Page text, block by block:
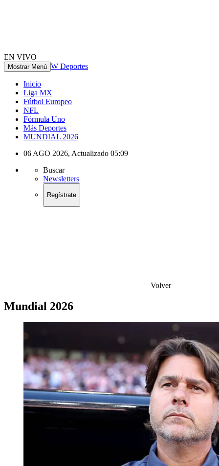
EN VIVO
Mostrar Menú W Deportes
Inicio
Liga MX
Fútbol Europeo
NFL
Fórmula Uno
Más Deportes
MUNDIAL 2026
06 AGO 2026, Actualizado 05:09
Buscar
Newsletters
Regístrate
Volver
Mundial 2026